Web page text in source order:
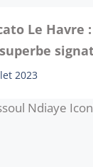
Le Havre
2023